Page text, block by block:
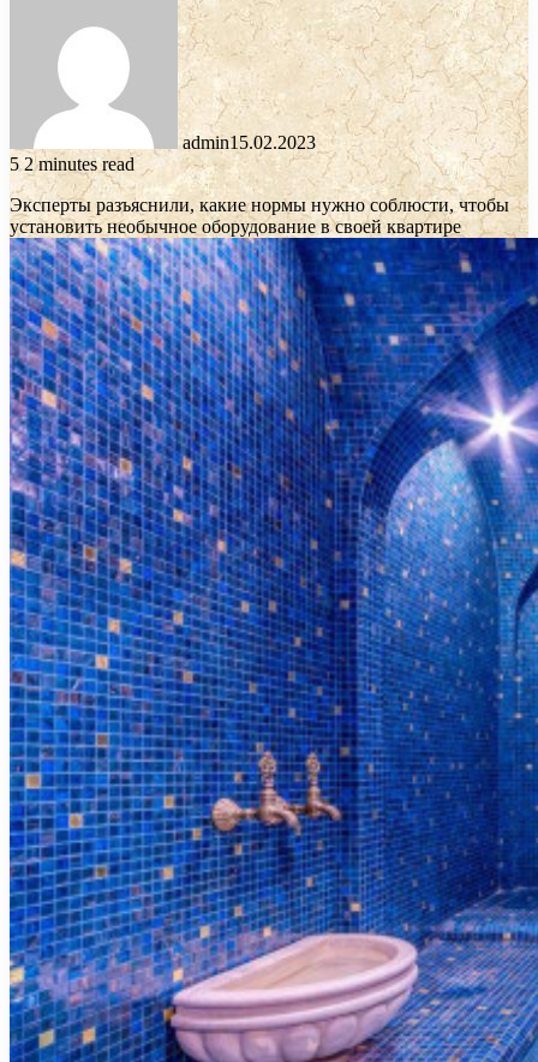
admin15.02.2023
5 2 minutes read
Эксперты разъяснили, какие нормы нужно соблюсти, чтобы
установить необычное оборудование в своей квартире